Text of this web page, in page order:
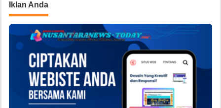
Iklan Anda